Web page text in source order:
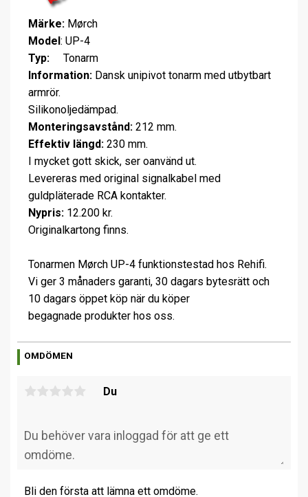
Märke: Mørch
Model: UP-4
Typ: Tonarm
Information: Dansk unipivot tonarm med utbytbart
armrör.
Silikonoljedämpad.
Monteringsavstånd: 212 mm.
Effektiv längd: 230 mm.
I mycket gott skick, ser oanvänd ut.
Levereras med original signalkabel med
guldpläterade RCA kontakter.
Nypris: 12.200 kr.
Originalkartong finns.
Tonarmen Mørch UP-4 funktionstestad hos Rehifi.
Vi ger 3 månaders garanti, 30 dagars bytesrätt och
10 dagars öppet köp när du köper
begagnade produkter hos oss.
OMDÖMEN
Du
Bli den första att lämna ett omdöme.